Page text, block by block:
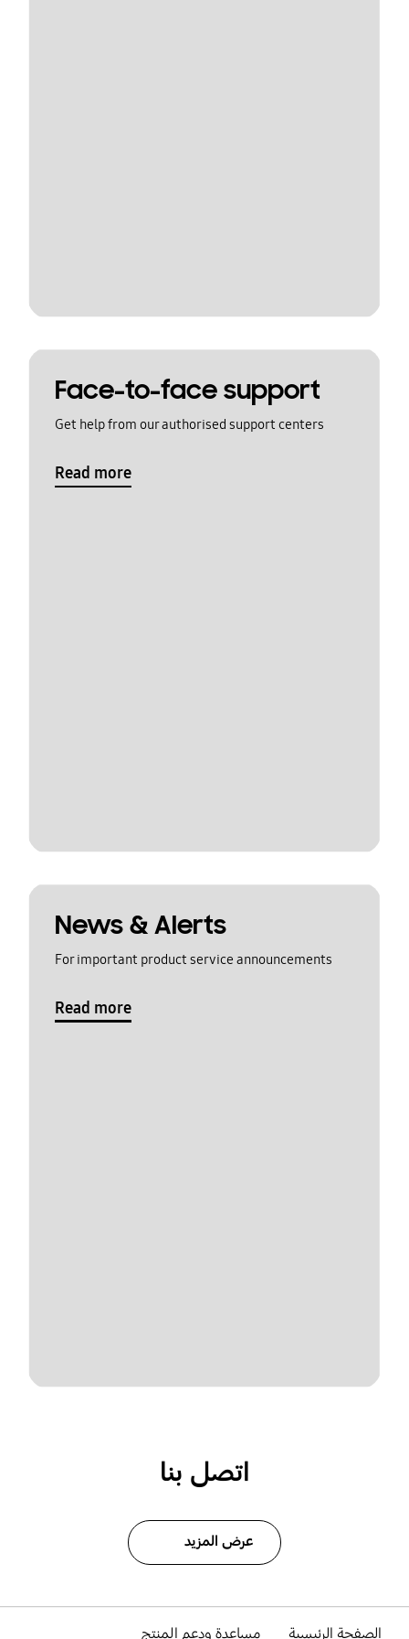
Face-to-face support
Get help from our authorised support centers
Read more
News & Alerts
For important product service announcements
Read more
اتصل بنا
عرض المزيد
الصفحة الرئيسية
مساعدة ودعم المنتج